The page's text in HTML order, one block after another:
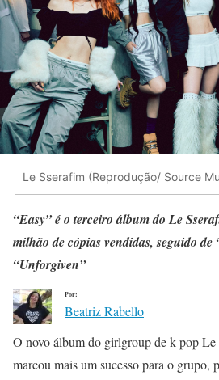
Le Sserafim (Reprodução/ Source
“Easy” é o terceiro álbum do Le
milhão de cópias vendidas, seguido
“Unforgiven”
Por:
Beatriz Rabello
O novo álbum do girlgroup de k-pop Le
marcou mais um sucesso para o grupo,